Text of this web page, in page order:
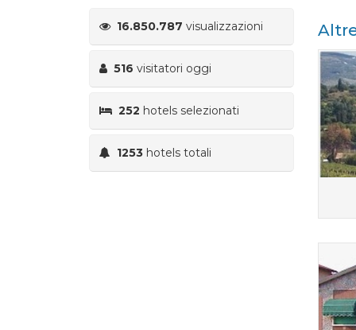
16.850.787 visualizzazioni
516 visitatori oggi
252 hotels selezionati
1253 hotels totali